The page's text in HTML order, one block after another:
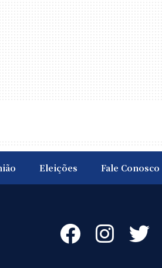
Eleições Fale Conosco